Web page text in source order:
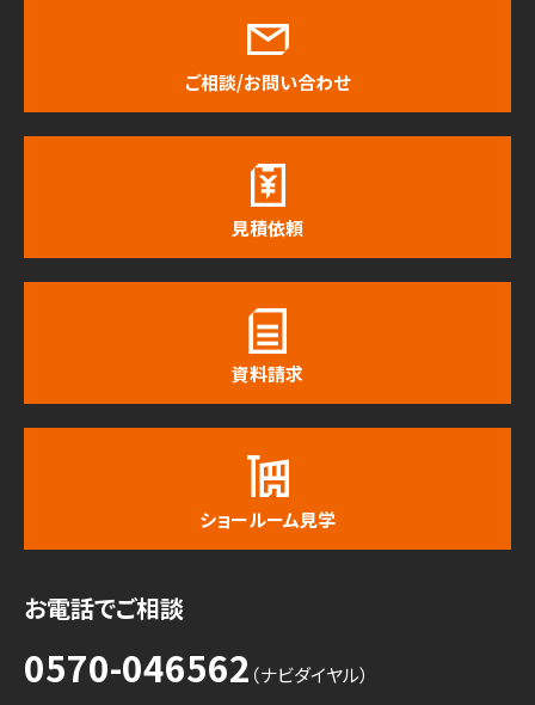
ご相談/お問い合わせ
見積依頼
資料請求
ショールーム見学
お電話でご相談
0570-046562 （ナビダイヤル）